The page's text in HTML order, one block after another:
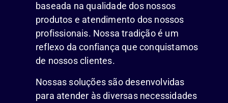
baseada na qualidade dos nossos
produtos e atendimento dos nossos
profissionais. Nossa tradição é um
reflexo da confiança que conquistamos
de nossos clientes.
Nossas soluções são desenvolvidas
para atender às diversas necessidades